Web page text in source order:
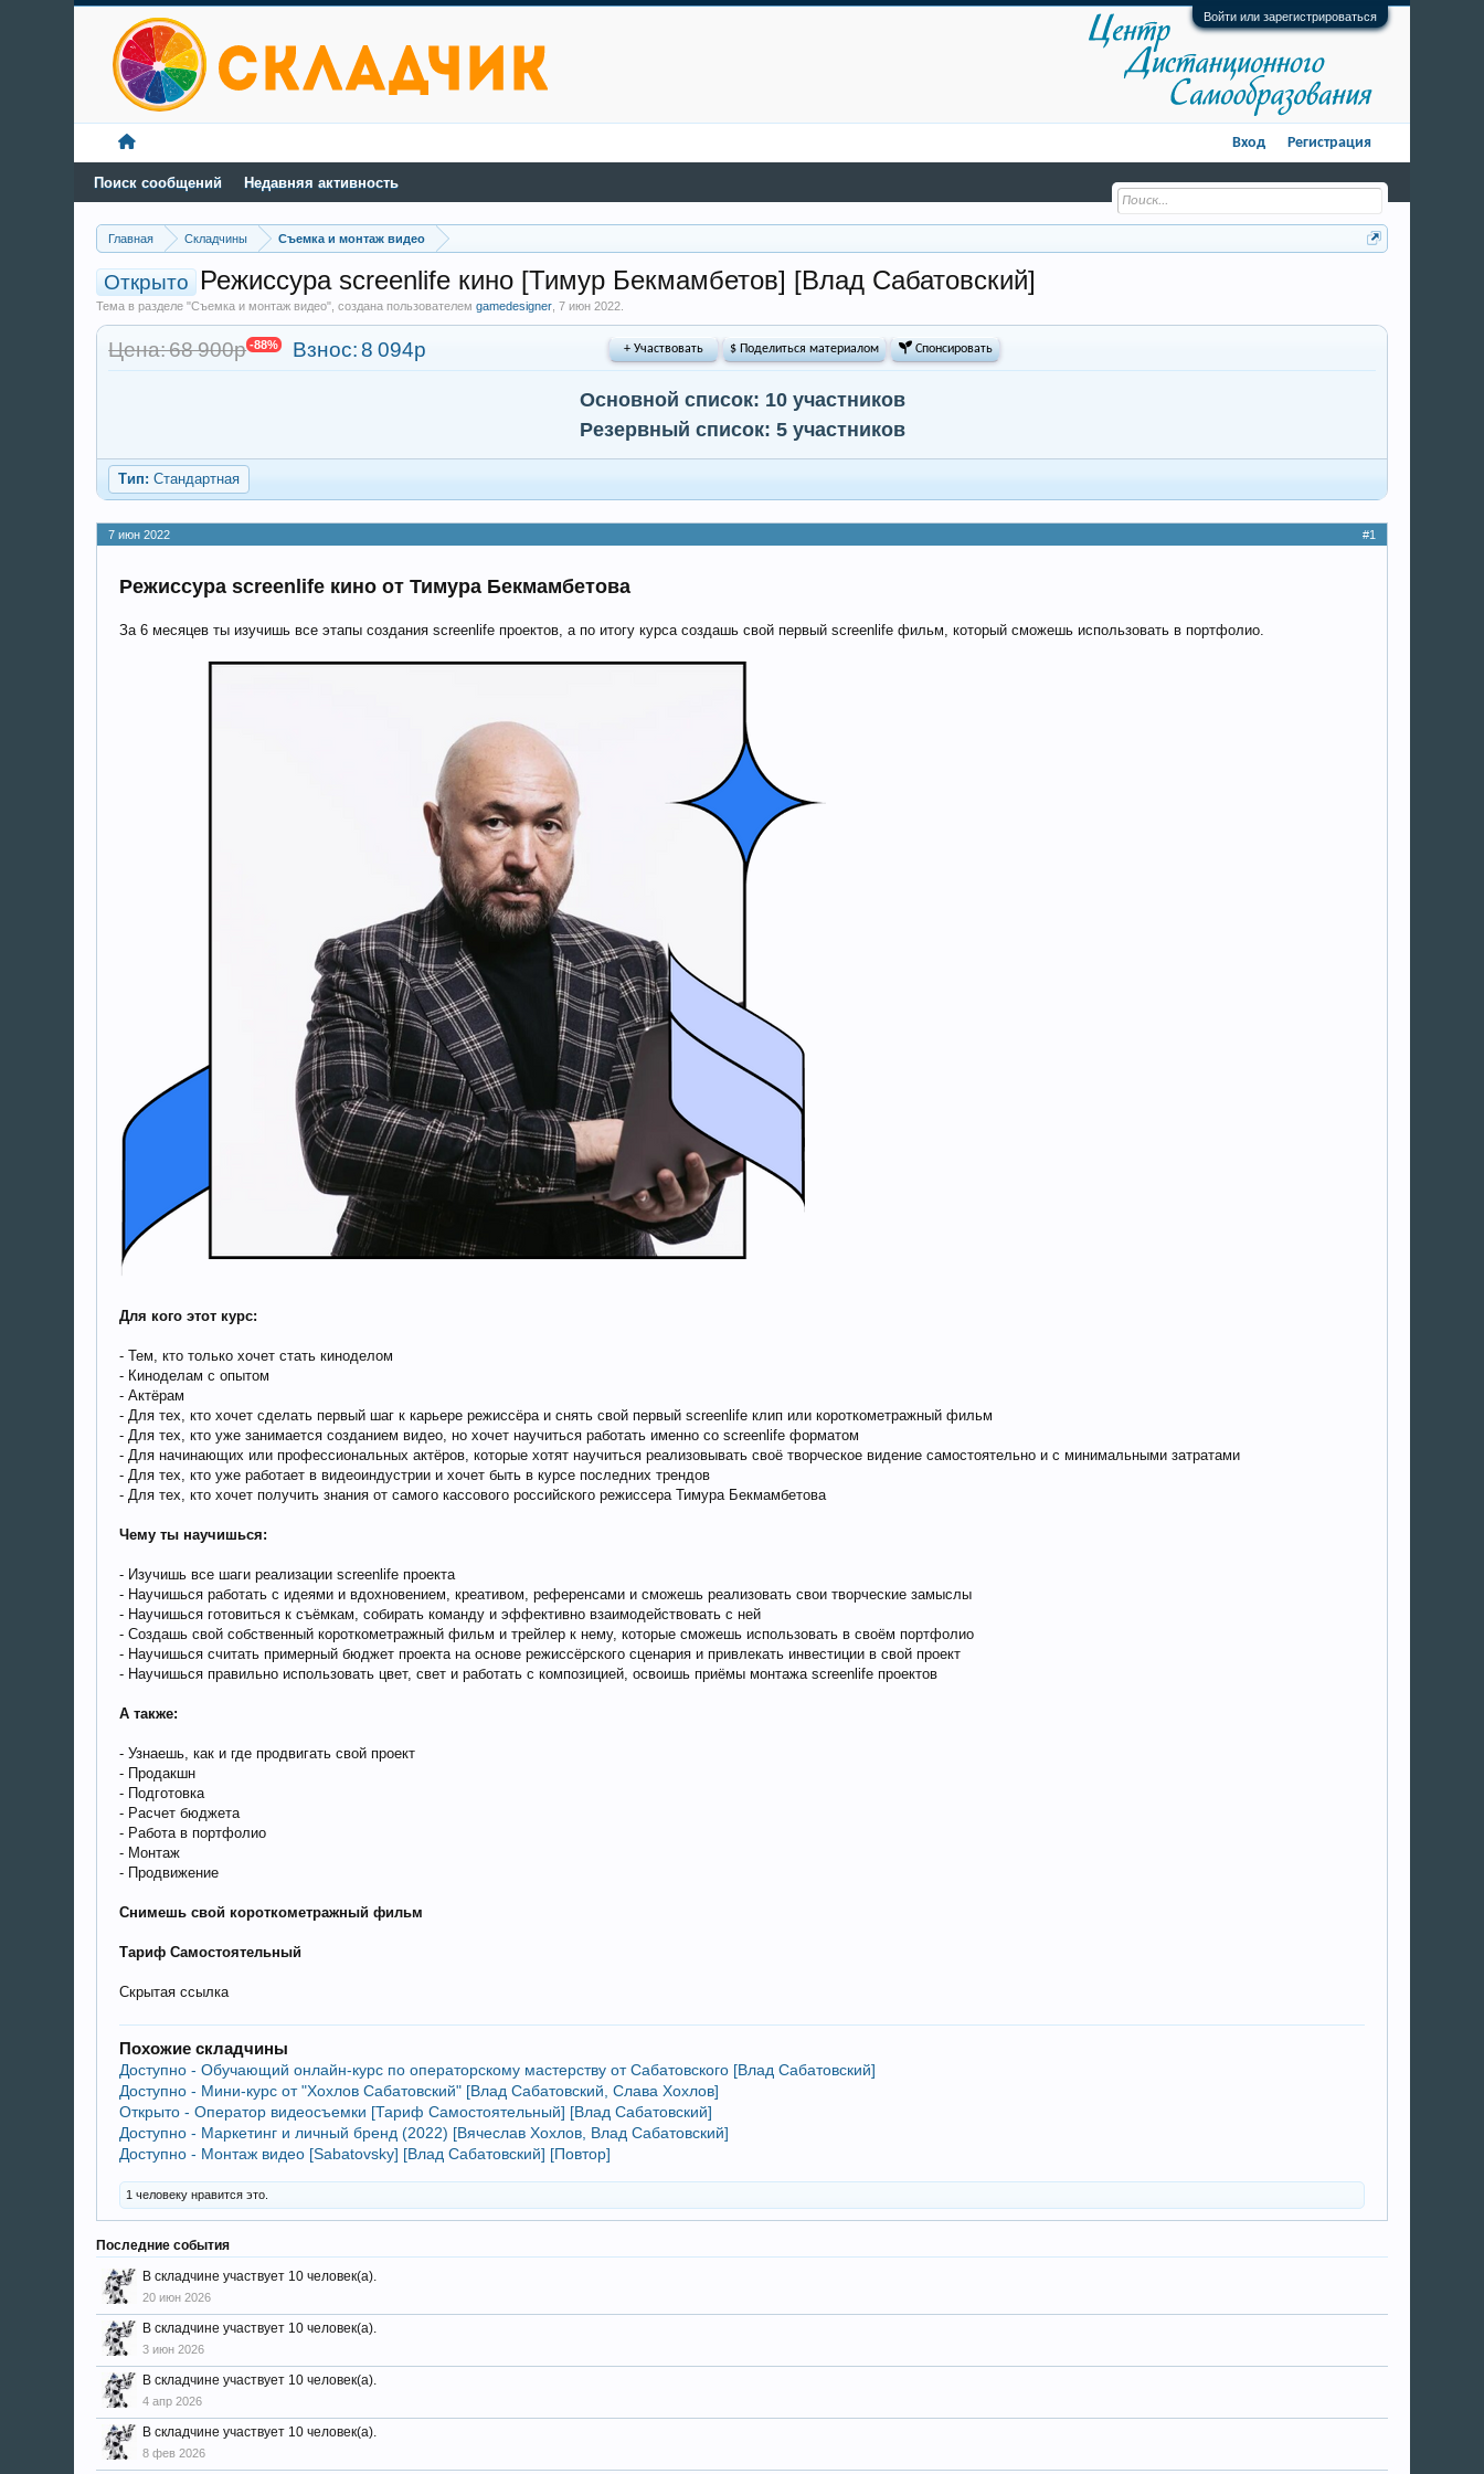
Войти или зарегистрироваться
Главная Складчины Съемка и монтаж видео
Открыто Режиссура screenlife кино [Тимур Бекмамбетов] [Влад Сабатовский]
Тема в разделе "Съемка и монтаж видео", создана пользователемgamedesigner ,7 июн 2022
Цена: 68 900р -88% Взнос:8 094р + Участвовать $ Поделиться материалом  Спонсировать
Основной список: 10 участников
Резервный список: 5 участников
Тип: Стандартная
7 июн 2022 #1
Режиссура screenlife кино от Тимура Бекмамбетова
За 6 месяцев ты изучишь все этапы создания screenlife проектов, а по итогу курса создашь свой первый screenlife фильм, который сможешь использовать в портфолио.
Для кого этот курс:
- Тем, кто только хочет стать киноделом
- Киноделам с опытом
- Актёрам
- Для тех, кто хочет сделать первый шаг к карьере режиссёра и снять свой первый screenlife клип или короткометражный фильм
- Для тех, кто уже занимается созданием видео, но хочет научиться работать именно со screenlife форматом
- Для начинающих или профессиональных актёров, которые хотят научиться реализовывать своё творческое видение самостоятельно и с минимальными затратами
- Для тех, кто уже работает в видеоиндустрии и хочет быть в курсе последних трендов
- Для тех, кто хочет получить знания от самого кассового российского режиссера Тимура Бекмамбетова
Чему ты научишься:
- Изучишь все шаги реализации screenlife проекта
- Научишься работать с идеями и вдохновением, креативом, референсами и сможешь реализовать свои творческие замыслы
- Научишься готовиться к съёмкам, собирать команду и эффективно взаимодействовать с ней
- Создашь свой собственный короткометражный фильм и трейлер к нему, которые сможешь использовать в своём портфолио
- Научишься считать примерный бюджет проекта на основе режиссёрского сценария и привлекать инвестиции в свой проект
- Научишься правильно использовать цвет, свет и работать с композицией, освоишь приёмы монтажа screenlife проектов
А также:
- Узнаешь, как и где продвигать свой проект
- Продакшн
- Подготовка
- Расчет бюджета
- Работа в портфолио
- Монтаж
- Продвижение
Снимешь свой короткометражный фильм
Тариф Самостоятельный
Скрытая ссылка
Похожие складчины
Доступно - Обучающий онлайн-курс по операторскому мастерству от Сабатовского [Влад Сабатовский]
Доступно - Мини-курс от "Хохлов Сабатовский" [Влад Сабатовский, Слава Хохлов]
Открыто - Оператор видеосъемки [Тариф Самостоятельный] [Влад Сабатовский]
Доступно - Маркетинг и личный бренд (2022) [Вячеслав Хохлов, Влад Сабатовский]
Доступно - Монтаж видео [Sabatovsky] [Влад Сабатовский] [Повтор]
1 человеку нравится это.
Последние события
В складчине участвует 10 человек(а).
20 июн 2026
В складчине участвует 10 человек(а).
3 июн 2026
В складчине участвует 10 человек(а).
4 апр 2026
В складчине участвует 10 человек(а).
8 фев 2026
Поиск сообщений Недавняя активность
Вход Регистрация